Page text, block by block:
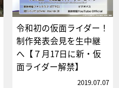
令和初の仮面ライダー！
制作発表会見を生中継
へ【７月17日に新・仮
面ライダー解禁】
2019.07.07